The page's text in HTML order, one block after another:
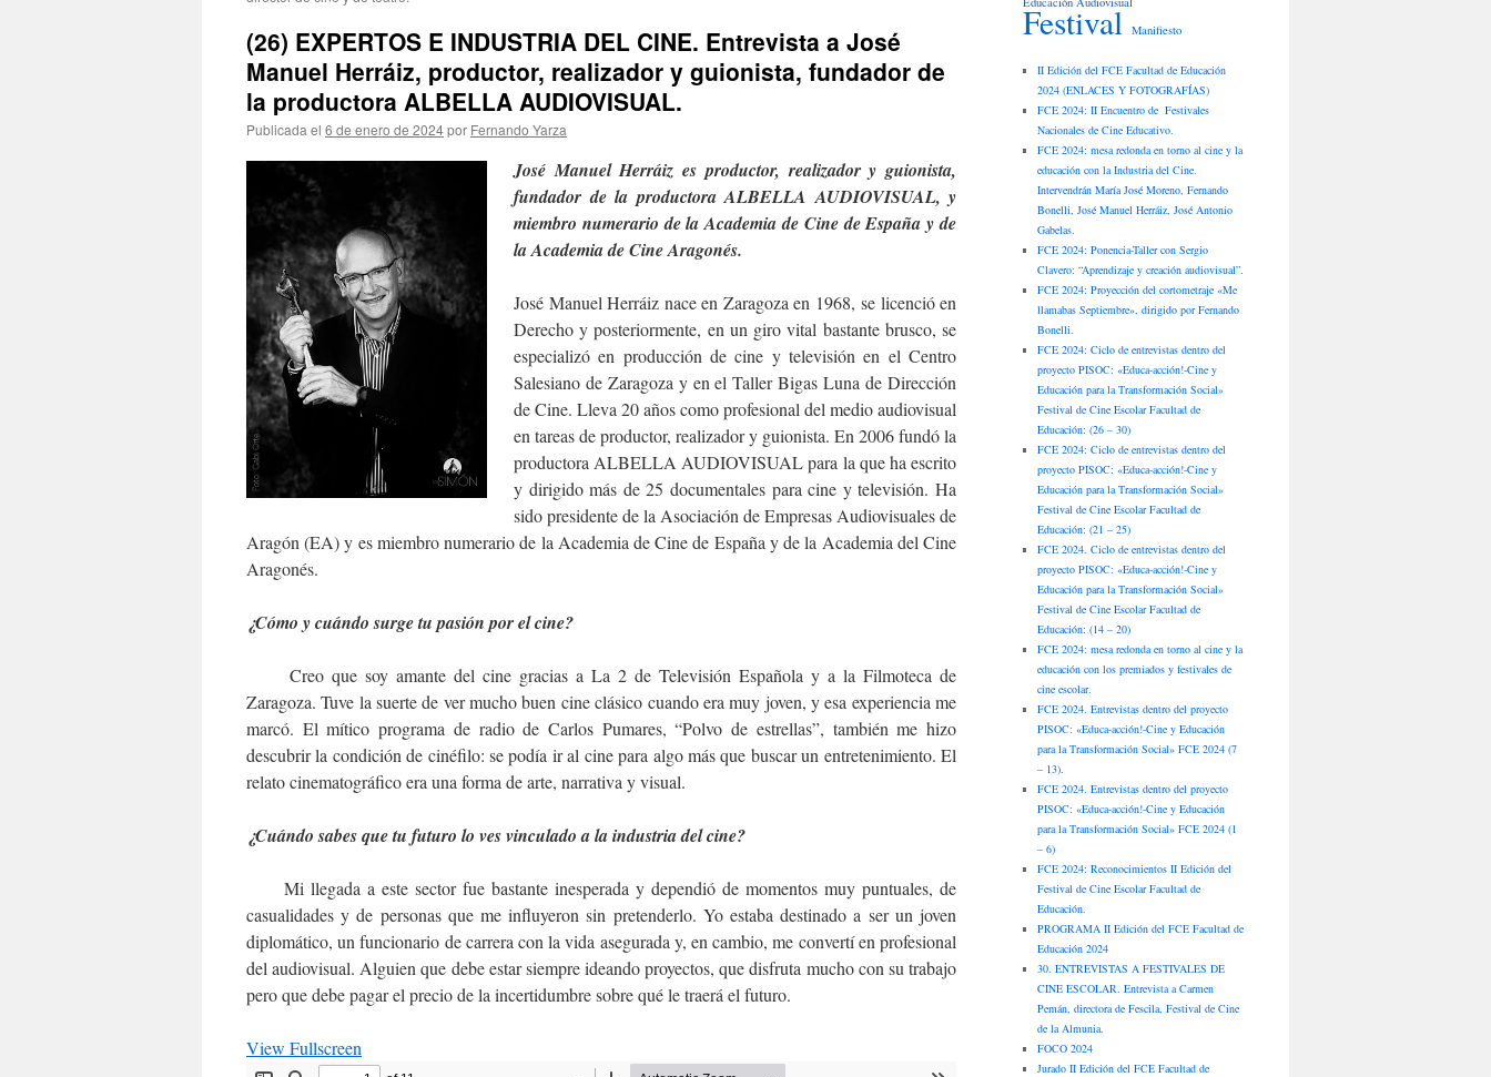
(26) EXPERTOS E INDUSTRIA DEL CINE. Entrevista a José
Manuel Herráiz, productor, realizador y guionista, fundador de
la productora ALBELLA AUDIOVISUAL.
Publicada el 6 de enero de 2024por Fernando Yarza
José Manuel Herráiz es productor, realizador y guionista,
fundador de la productora ALBELLA AUDIOVISUAL, y
miembro numerario de la Academia de Cine de España y de
la Academia de Cine Aragonés.
José Manuel Herráiz nace en Zaragoza en 1968, se licenció en
Derecho y posteriormente, en un giro vital bastante brusco, se
especializó en producción de cine y televisión en el Centro
Salesiano de Zaragoza y en el Taller Bigas Luna de Dirección
de Cine. Lleva 20 años como profesional del medio audiovisual
en tareas de productor, realizador y guionista. En 2006 fundó la
productora ALBELLA AUDIOVISUAL para la que ha escrito
y dirigido más de 25 documentales para cine y televisión. Ha
sido presidente de la Asociación de Empresas Audiovisuales de
Aragón (EA) y es miembro numerario de la Academia de Cine de España y de la Academia del Cine
Aragonés.
¿Cómo y cuándo surge tu pasión por el cine?
Creo que soy amante del cine gracias a La 2 de Televisión Española y a la Filmoteca de
Zaragoza. Tuve la suerte de ver mucho buen cine clásico cuando era muy joven, y esa experiencia me
marcó. El mítico programa de radio de Carlos Pumares, “Polvo de estrellas”, también me hizo
descubrir la condición de cinéfilo: se podía ir al cine para algo más que buscar un entretenimiento. El
relato cinematográfico era una forma de arte, narrativa y visual.
¿Cuándo sabes que tu futuro lo ves vinculado a la industria del cine?
Mi llegada a este sector fue bastante inesperada y dependió de momentos muy puntuales, de
casualidades y de personas que me influyeron sin pretenderlo. Yo estaba destinado a ser un joven
diplomático, un funcionario de carrera con la vida asegurada y, en cambio, me convertí en profesional
del audiovisual. Alguien que debe estar siempre ideando proyectos, que disfruta mucho con su trabajo
pero que debe pagar el precio de la incertidumbre sobre qué le traerá el futuro.
View Fullscreen
Festival Manifiesto
II Edición del FCE Facultad de Educación
2024 (ENLACES Y FOTOGRAFÍAS)
FCE 2024: II Encuentro de Festivales
Nacionales de Cine Educativo.
FCE 2024: mesa redonda en torno al cine y la
educación con la Industria del Cine.
Intervendrán María José Moreno, Fernando
Bonelli, José Manuel Herráiz, José Antonio
Gabelas.
FCE 2024: Ponencia-Taller con Sergio
Clavero: “Aprendizaje y creación audiovisual”.
FCE 2024: Proyección del cortometraje «Me
llamabas Septiembre», dirigido por Fernando
Bonelli.
FCE 2024: Ciclo de entrevistas dentro del
proyecto PISOC: «Educa-acción!-Cine y
Educación para la Transformación Social»
Festival de Cine Escolar Facultad de
Educación: (26 – 30)
FCE 2024: Ciclo de entrevistas dentro del
proyecto PISOC: «Educa-acción!-Cine y
Educación para la Transformación Social»
Festival de Cine Escolar Facultad de
Educación: (21 – 25)
FCE 2024. Ciclo de entrevistas dentro del
proyecto PISOC: «Educa-acción!-Cine y
Educación para la Transformación Social»
Festival de Cine Escolar Facultad de
Educación: (14 – 20)
FCE 2024: mesa redonda en torno al cine y la
educación con los premiados y festivales de
cine escolar.
FCE 2024. Entrevistas dentro del proyecto
PISOC: «Educa-acción!-Cine y Educación
para la Transformación Social» FCE 2024 (7
– 13).
FCE 2024. Entrevistas dentro del proyecto
PISOC: «Educa-acción!-Cine y Educación
para la Transformación Social» FCE 2024 (1
– 6)
FCE 2024: Reconocimientos II Edición del
Festival de Cine Escolar Facultad de
Educación.
PROGRAMA II Edición del FCE Facultad de
Educación 2024
30. ENTREVISTAS A FESTIVALES DE
CINE ESCOLAR. Entrevista a Carmen
Pemán, directora de Fescila, Festival de Cine
de la Almunia.
FOCO 2024
Jurado II Edición del FCE Facultad de